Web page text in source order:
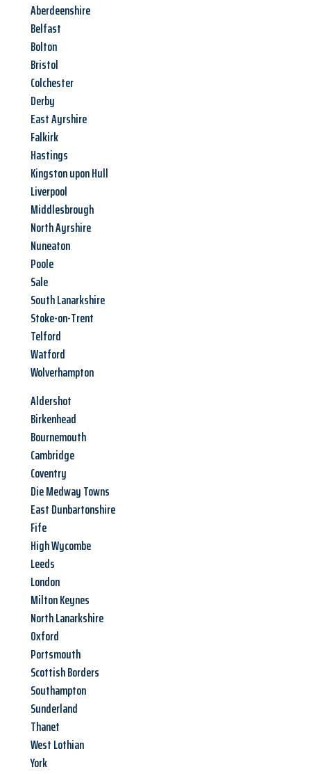
Aberdeenshire
Belfast
Bolton
Bristol
Colchester
Derby
East Ayrshire
Falkirk
Hastings
Kingston upon Hull
Liverpool
Middlesbrough
North Ayrshire
Nuneaton
Poole
Sale
South Lanarkshire
Stoke-on-Trent
Telford
Watford
Wolverhampton
Aldershot
Birkenhead
Bournemouth
Cambridge
Coventry
Die Medway Towns
East Dunbartonshire
Fife
High Wycombe
Leeds
London
Milton Keynes
North Lanarkshire
Oxford
Portsmouth
Scottish Borders
Southampton
Sunderland
Thanet
West Lothian
York